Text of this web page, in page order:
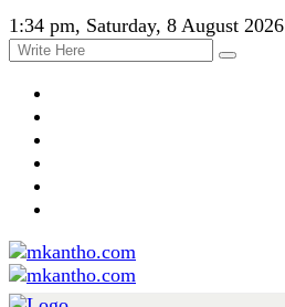
1:34 pm, Saturday, 8 August 2026